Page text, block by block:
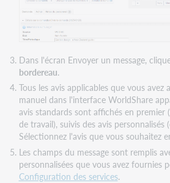
Dans l'écran Envoyer un message,
bordereau.
Tous les avis applicables que vous
manuel dans l'interface WorldShare
avis standards sont affichés en premier
de travail), suivis des avis
Sélectionnez l'avis que vous souhaitez
Les champs du message sont remplis
personnalisées que vous avez fournies
Configuration des services.